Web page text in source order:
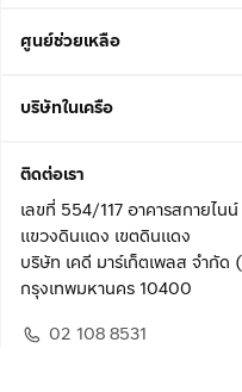
ศูนย์ช่วยเหลือ
บริษัทในเครือ
ติดต่อเรา
เลขที่ 554/117 อาคารสกายไ
แขวงดินแดง เขตดินแดง
บริษัท เคดี มาร์เก็ตเพลส จำกั
กรุงเทพมหานคร 10400
02 108 8531